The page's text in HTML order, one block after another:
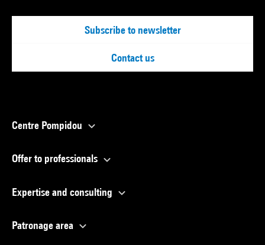
Subscribe to newsletter
Contact us
Centre Pompidou
Offer to professionals
Expertise and consulting
Patronage area